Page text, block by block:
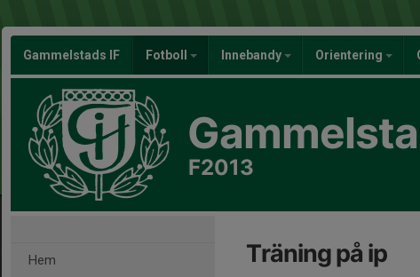
Gammelstads IF Fotboll Innebandy Orientering
F2013
Hem Träning på ip